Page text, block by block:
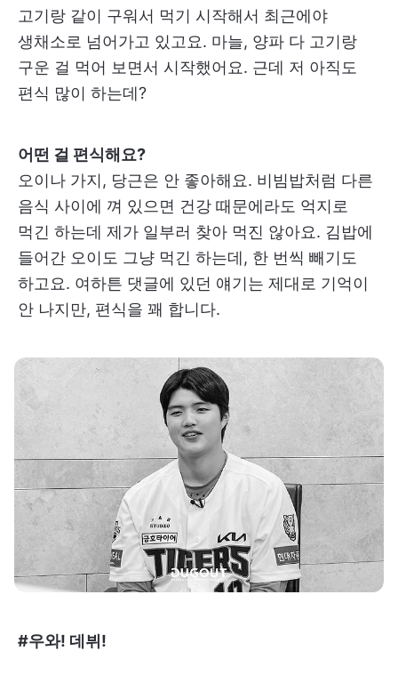
고기랑 같이 구워서 먹기 시작해서 최근에야
생채소로 넘어가고 있고요. 마늘, 양파 다 고기랑
구운 걸 먹어 보면서 시작했어요. 근데 저 아직도
편식 많이 하는데?
어떤 걸 편식해요?
오이나 가지, 당근은 안 좋아해요. 비빔밥처럼 다른
음식 사이에 껴 있으면 건강 때문에라도 억지로
먹긴 하는데 제가 일부러 찾아 먹진 않아요. 김밥에
들어간 오이도 그냥 먹긴 하는데, 한 번씩 빼기도
하고요. 여하튼 댓글에 있던 얘기는 제대로 기억이
안 나지만, 편식을 꽤 합니다.
#우와! 데뷔!